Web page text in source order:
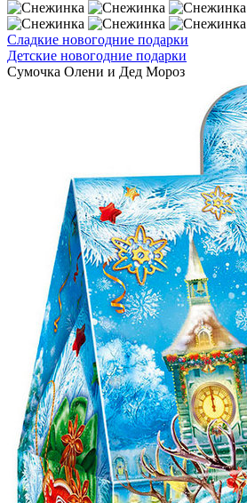
Сладкие новогодние подарки
Детские новогодние подарки
Сумочка Олени и Дед Мороз